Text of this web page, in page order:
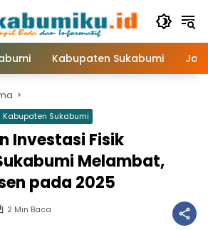
Kabupaten Sukabumi
Kabupaten Sukabumi
Investasi Fisik
Melambat,
pada 2025
2 Min Baca